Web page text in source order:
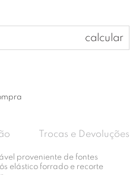
Trocas e Devoluções
proveniente de fontes
elástico forrado e recorte